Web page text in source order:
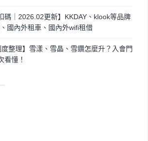
碼｜2026.02更新】KKDAY、klook等品牌
國內外租車、國內外wifi租借
度整理】雪漾、雪晶、雪鑽怎麼升？入會門
看懂！